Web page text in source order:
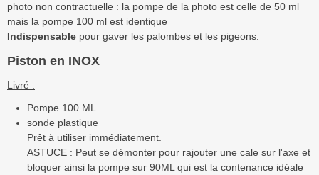
photo non contractuelle : la pompe de la photo est celle de 50 ml
mais la pompe 100 ml est identique
Indispensable pour gaver les palombes et les pigeons.
Piston en INOX
Livré :
Pompe 100 ML
sonde plastique
Prêt à utiliser immédiatement.
ASTUCE : Peut se démonter pour rajouter une cale sur l'axe et
bloquer ainsi la pompe sur 90ML qui est la contenance idéale